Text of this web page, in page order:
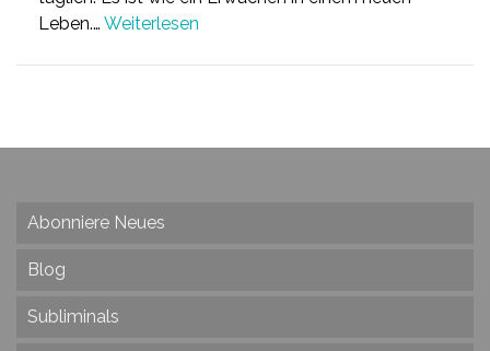
Leben.… Weiterlesen
Abonniere Neues
Blog
Subliminals